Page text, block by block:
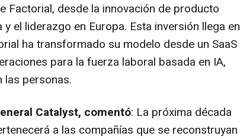
Factorial, desde la innovación de producto
el liderazgo en Europa. Esta inversión llega en
ha transformado su modelo desde un SaaS
para la fuerza laboral basada en IA,
las personas.
Catalyst, comentó: La próxima década
a las compañías que se reconstruyan